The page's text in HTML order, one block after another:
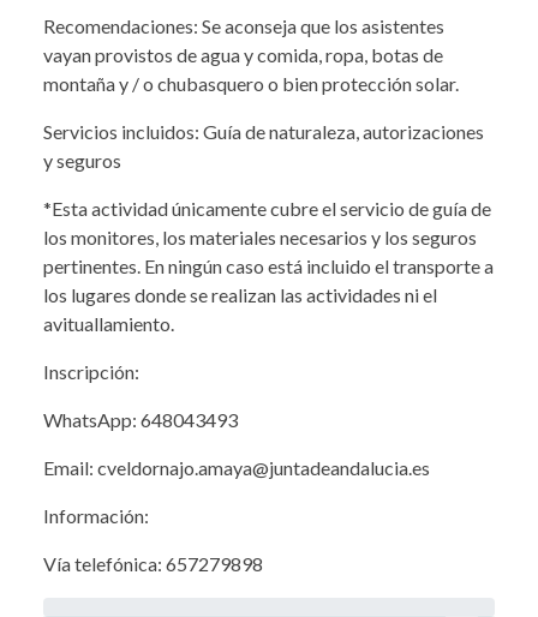
Recomendaciones: Se aconseja que los asistentes
vayan provistos de agua y comida, ropa, botas de
montaña y / o chubasquero o bien protección solar.
Servicios incluidos: Guía de naturaleza, autorizaciones
y seguros
*Esta actividad únicamente cubre el servicio de guía de
los monitores, los materiales necesarios y los seguros
pertinentes. En ningún caso está incluido el transporte a
los lugares donde se realizan las actividades ni el
avituallamiento.
Inscripción:
WhatsApp: 648043493
Email: cveldornajo.amaya@juntadeandalucia.es
Información:
Vía telefónica: 657279898